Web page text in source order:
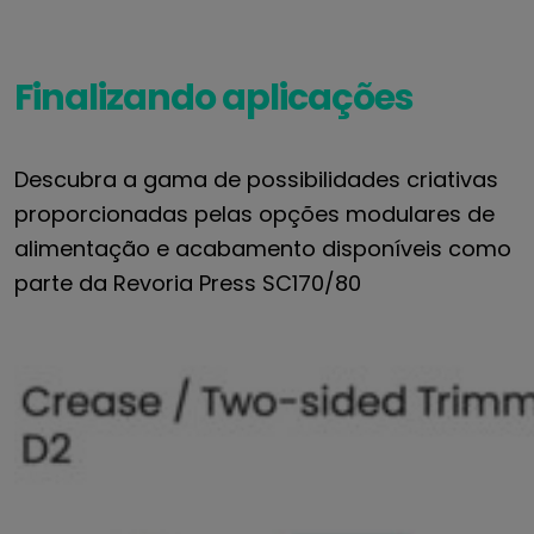
Finalizando aplicações
Descubra a gama de possibilidades criativas
proporcionadas pelas opções modulares de
alimentação e acabamento disponíveis como
parte da Revoria Press SC170/80